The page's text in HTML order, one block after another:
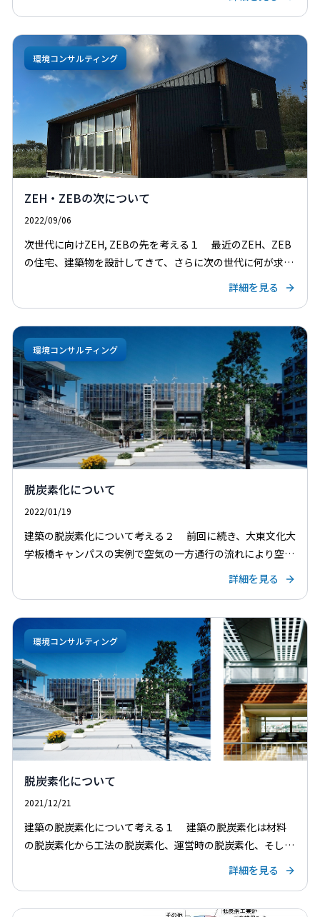
環境コンサルティング
ZEH・ZEBの次について
2022/09/06
次世代に向けZEH, ZEBの先を考える１ 最近のZEH、ZEB
の住宅、建築物を設計してきて、さらに次の世代に何が求め
られるかを考えてみると、エネルギー系の人はVPP（バーチ
詳細を見る
環境コンサルティング
脱炭素化について
2022/01/19
建築の脱炭素化について考える２ 前回に続き、大東文化大
学板橋キャンパスの実例で空気の一方通行の流れにより空調
エリアを1/2にできる点について話していきたいと思う。 現
詳細を見る
環境コンサルティング
脱炭素化について
2021/12/21
建築の脱炭素化について考える１ 建築の脱炭素化は材料
の脱炭素化から工法の脱炭素化、運営時の脱炭素化、そして
廃棄時の脱炭素化など、建築の各断面での検討が必要であ
詳細を見る